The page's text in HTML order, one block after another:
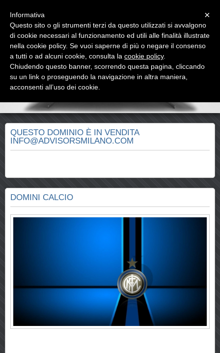
DOMINIO IN VENDITA
CONTATTARE INFO@ADVISORSMILANO.COM
QUESTO DOMINIO È IN VENDITA
INFO@ADVISORSMILANO.COM
DOMINI CALCIO
×
Informativa
Questo sito o gli strumenti terzi da questo utilizzati si avvalgono
di cookie necessari al funzionamento ed utili alle finalità illustrate
nella cookie policy. Se vuoi saperne di più o negare il consenso
a tutti o ad alcuni cookie, consulta la cookie policy.
Chiudendo questo banner, scorrendo questa pagina, cliccando
su un link o proseguendo la navigazione in altra maniera,
acconsenti all’uso dei cookie.